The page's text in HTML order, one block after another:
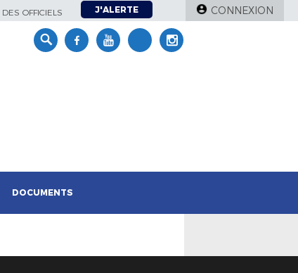
OFFICIELS J'ALERTE CONNEXION
DOCUMENTS